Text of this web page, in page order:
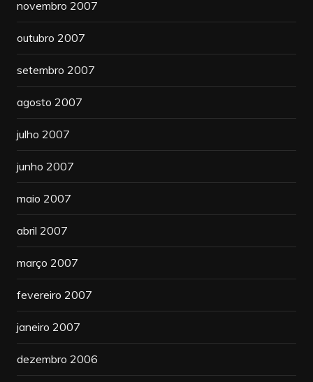
novembro 2007
outubro 2007
setembro 2007
agosto 2007
julho 2007
junho 2007
maio 2007
abril 2007
março 2007
fevereiro 2007
janeiro 2007
dezembro 2006